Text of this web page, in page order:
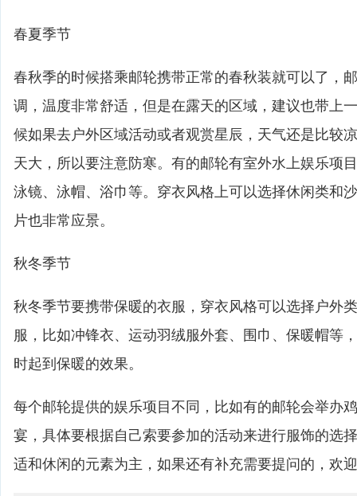
春夏季节
春秋季的时候搭乘邮轮携带正常的春秋装就可以了，
调，温度非常舒适，但是在露天的区域，建议也带上
候如果去户外区域活动或者观赏星辰，天气还是比较
天大，所以要注意防寒。有的邮轮有室外水上娱乐项
泳镜、泳帽、浴巾等。穿衣风格上可以选择休闲类和
片也非常应景。
秋冬季节
秋冬季节要携带保暖的衣服，穿衣风格可以选择户外
服，比如冲锋衣、运动羽绒服外套、围巾、保暖帽等
时起到保暖的效果。
每个邮轮提供的娱乐项目不同，比如有的邮轮会举办
宴，具体要根据自己索要参加的活动来进行服饰的选
适和休闲的元素为主，如果还有补充需要提问的，欢